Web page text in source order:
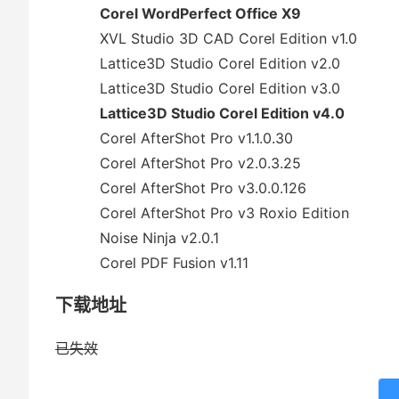
Corel WordPerfect Office X9
XVL Studio 3D CAD Corel Edition v1.0
Lattice3D Studio Corel Edition v2.0
Lattice3D Studio Corel Edition v3.0
Lattice3D Studio Corel Edition v4.0
Corel AfterShot Pro v1.1.0.30
Corel AfterShot Pro v2.0.3.25
Corel AfterShot Pro v3.0.0.126
Corel AfterShot Pro v3 Roxio Edition
Noise Ninja v2.0.1
Corel PDF Fusion v1.11
下载地址
已失效